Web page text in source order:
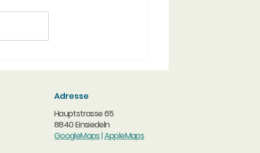
Optik Einsiedeln –
Adresse
Hauptstrasse 65
8840 Einsiedeln
GoogleMaps|AppleMaps